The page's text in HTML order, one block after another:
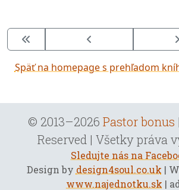
Späť na homepage s prehľadom
© 2013–2026 Pastor bonus
Reserved | Všetky práva
Sledujte nás na
Design by design4soul.co.uk |
www.najednotku.sk |